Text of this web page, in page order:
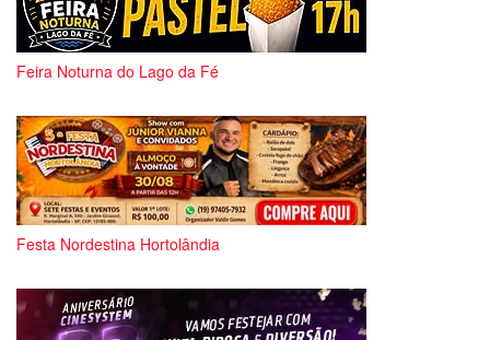
Feira Noturna do Lago da Fé
Festa Nordestina Hortolândia